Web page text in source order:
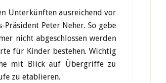
Unterkünften ausreichend vor
Peter Neher. So gebe
nicht abgeschlossen werden
für Kinder bestehen. Wichtig
mit Blick auf Übergriffe zu
zu etablieren.